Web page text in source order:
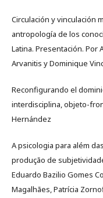
Circulación y vinculación
antropología de los
Latina. Presentación. Por
Arvanitis y Dominique
Reconfigurando el
interdisciplina, objeto-
Hernández
A psicologia para além
produção de
Eduardo Bazilio Gomes
Magalhães, Patrícia